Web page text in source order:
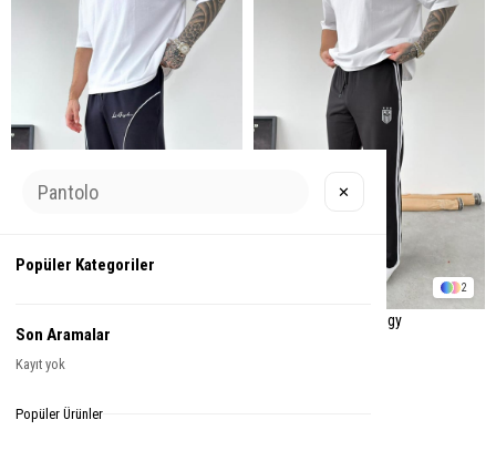
Baggy Eşofman
2
Siyah PLM Nakışlı Baggy
✕
Popüler Kategoriler
Son Aramalar
Kayıt yok
Popüler Ürünler